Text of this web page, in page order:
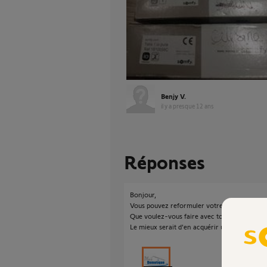
Benjy V.
il y a presque 12 ans
Réponses
Bonjour,
Vous pouvez reformuler votre question ?
Que voulez-vous faire avec toutes ces
Le mieux serait d'en acquérir une nouvelle :